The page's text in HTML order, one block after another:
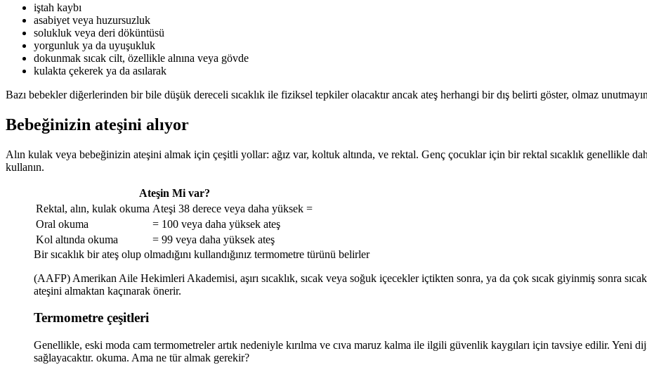
iştah kaybı
asabiyet veya huzursuzluk
solukluk veya deri döküntüsü
yorgunluk ya da uyuşukluk
dokunmak sıcak cilt, özellikle alnına veya gövde
kulakta çekerek ya da asılarak
Bazı bebekler diğerlerinden bir bile düşük dereceli sıcaklık ile fiziksel tepkiler olacaktır ancak ateş herhangi bir dış belirti göster, olmaz
Bebeğinizin ateşini alıyor
Alın kulak veya bebeğinizin ateşini almak için çeşitli yollar: ağız var, koltuk altında, ve rektal. Genç çocuklar için bir rektal sıcaklık genellikle
kullanın.
Ateşin Mi var?
Rektal, alın, kulak okuma Ateşi 38 derece veya daha yüksek =
Oral okuma
= 100 veya daha yüksek ateş
Kol altında okuma
= 99 veya daha yüksek ateş
Bir sıcaklık bir ateş olup olmadığını kullandığınız termometre türünü belirler
(AAFP) Amerikan Aile Hekimleri Akademisi, aşırı sıcaklık, sıcak veya soğuk içecekler içtikten sonra, ya da çok sıcak giyinmiş sonra
ateşini almaktan kaçınarak önerir.
Termometre çeşitleri
Genellikle, eski moda cam termometreler artık nedeniyle kırılma ve cıva maruz kalma ile ilgili güvenlik kaygıları için tavsiye edilir. Yeni
sağlayacaktır. okuma. Ama ne tür almak gerekir?